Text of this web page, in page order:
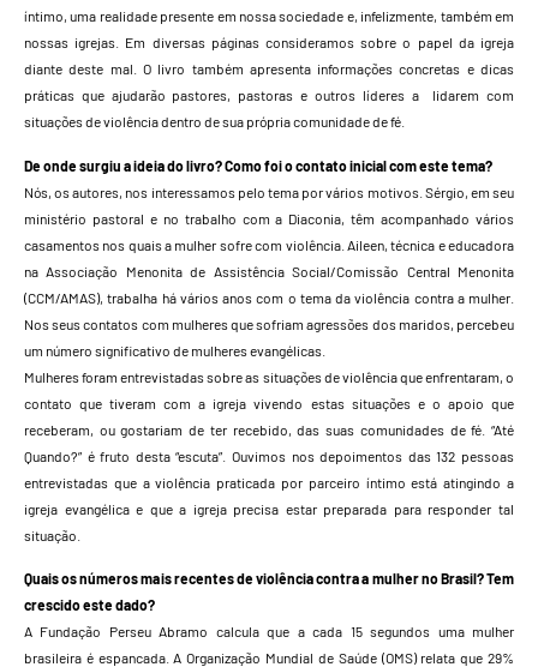
íntimo, uma realidade presente em nossa sociedade e, infelizmente, também em
nossas igrejas. Em diversas páginas consideramos sobre o papel da igreja
diante deste mal. O livro também apresenta informações concretas e dicas
práticas que ajudarão pastores, pastoras e outros líderes a lidarem com
situações de violência dentro de sua própria comunidade de fé.
De onde surgiu a ideia do livro? Como foi o contato inicial com este tema?
Nós, os autores, nos interessamos pelo tema por vários motivos. Sérgio, em seu
ministério pastoral e no trabalho com a Diaconia, têm acompanhado vários
casamentos nos quais a mulher sofre com violência. Aileen, técnica e educadora
na Associação Menonita de Assistência Social/Comissão Central Menonita
(CCM/AMAS), trabalha há vários anos com o tema da violência contra a mulher.
Nos seus contatos com mulheres que sofriam agressões dos maridos, percebeu
um número significativo de mulheres evangélicas.
Mulheres foram entrevistadas sobre as situações de violência que enfrentaram, o
contato que tiveram com a igreja vivendo estas situações e o apoio que
receberam, ou gostariam de ter recebido, das suas comunidades de fé. “Até
Quando?” é fruto desta “escuta”. Ouvimos nos depoimentos das 132 pessoas
entrevistadas que a violência praticada por parceiro íntimo está atingindo a
igreja evangélica e que a igreja precisa estar preparada para responder tal
situação.
Quais os números mais recentes de violência contra a mulher no Brasil? Tem
crescido este dado?
A Fundação Perseu Abramo calcula que a cada 15 segundos uma mulher
brasileira é espancada. A Organização Mundial de Saúde (OMS) relata que 29%